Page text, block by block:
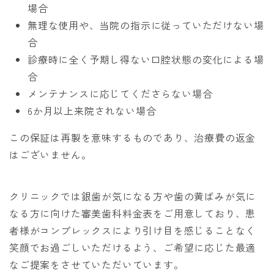
場合
無理な使用や、当院の指示に従っていただけない場
合
診療時に全く予期し得ない口腔状態の変化による場
合
メンテナンスに応じてくださらない場合
6か月以上来院されない場合
この保証は再製を意味するものであり、治療費の返金
はございません。
クリニックでは銀歯が気になる方や歯の黄ばみが気に
なる方に向けた審美歯科料金表をご用意しており、患
者様がコンプレックスにより引け目を感じることなく
笑顔でお過ごしいただけるよう、ご希望に応じた最適
なご提案をさせていただいています。